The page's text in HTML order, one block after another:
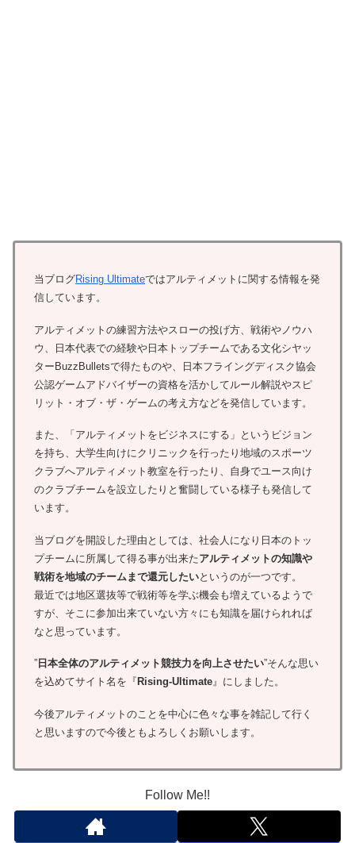
当ブログRising Ultimateではアルティメットに関する情報を発
信しています。
アルティメットの練習方法やスローの投げ方、戦術やノウハ
ウ、日本代表での経験や日本トップチームである文化シヤッ
ターBuzzBulletsで得たものや、日本フライングディスク協会
公認ゲームアドバイザーの資格を活かしてルール解説やスピ
リット・オブ・ザ・ゲームの考え方などを発信しています。
また、「アルティメットをビジネスにする」というビジョン
を持ち、大学生向けにクリニックを行ったり地域のスポーツ
クラブへアルティメット教室を行ったり、自身でユース向け
のクラブチームを設立したりと奮闘している様子も発信して
います。
当ブログを開設した理由としては、社会人になり日本のトッ
プチームに所属して得る事が出来たアルティメットの知識や
戦術を地域のチームまで還元したいというのが一つです。
最近では地区選抜等で戦術等を学ぶ機会も増えているようで
すが、そこに参加出来ていない方々にも知識を届けられれば
なと思っています。
” 日本全体のアルティメット競技力を向上させたい”そんな思い
を込めてサイト名を『 Rising-Ultimate』にしました。
今後アルティメットのことを中心に色々な事を雑記して行く
と思いますので今後ともよろしくお願いします。
Follow Me!!